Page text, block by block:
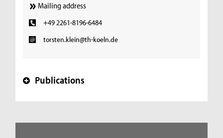
Mailing address
+49 2261-8196-6484
torsten.klein@th-koeln.de
+ Publications